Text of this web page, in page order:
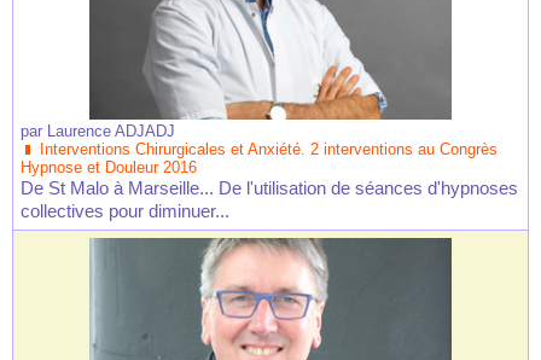
par Laurence ADJADJ
Interventions Chirurgicales et Anxiété. 2 interventions au Congrès
Hypnose et Douleur 2016
De St Malo à Marseille... De l'utilisation de séances d'hypnoses
collectives pour diminuer...